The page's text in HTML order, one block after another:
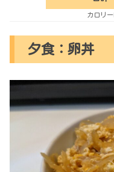
カロリ
夕食：卵丼